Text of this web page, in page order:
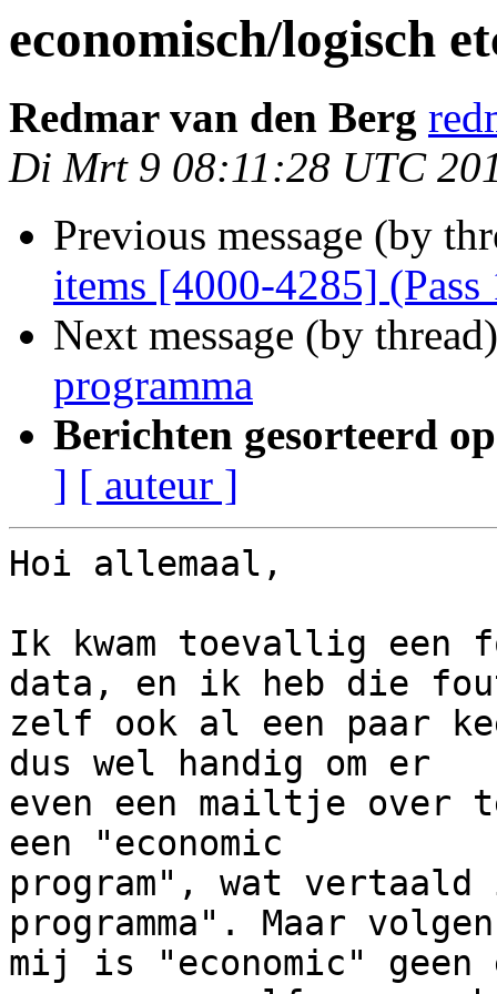
economisch/logisch
Redmar van den Berg
Di Mrt 9 08:11:28 UTC
Previous message (by
items [4000-4285] (Pass
Next message (by
programma
Berichten gesorteerd
] [ auteur ]
Hoi allemaal,
Ik kwam toevallig
data, en ik heb die
zelf ook al een paar
dus wel handig om er
even een mailtje over
een "economic
program", wat vertaald
programma". Maar
mij is "economic" geen